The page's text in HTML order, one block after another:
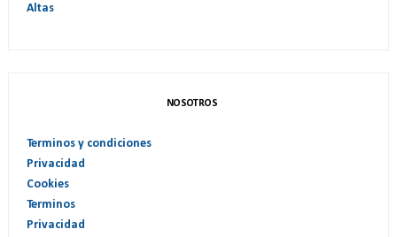
Altas
NOSOTROS
Terminos y condiciones
Privacidad
Cookies
Terminos
Privacidad